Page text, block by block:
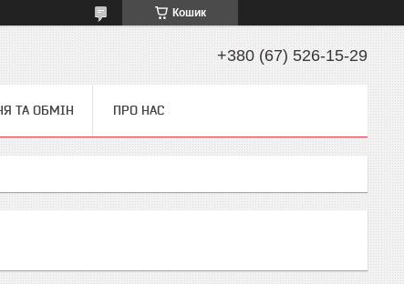
Кошик
+380 (67) 526-15-29
ТА ОБМІН ПРО НАС